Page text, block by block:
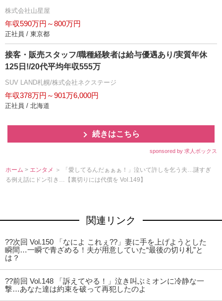
株式会社山星屋
年収590万円～800万円
正社員 / 東京都
接客・販売スタッフ/職種経験者は給与優遇あり/実質年休
125日!/20代平均年収555万
SUV LAND札幌/株式会社ネクステージ
年収378万円～901万6,000円
正社員 / 北海道
続きはこちら
sponsored by 求人ボックス
ホーム > エンタメ ＞ 「愛してるんだぁぁぁ！」泣いて許しを乞う夫…謎すぎ
る例え話にドン引き…【裏切りには代償を Vol.149】
関連リンク
??次回 Vol.150 「なによ これぇ??」妻に手を上げようとした
瞬間…一瞬で青ざめる！夫が用意していた“最後の切り札”と
は？
??前回 Vol.148 「訴えてやる！」泣き叫ぶミオンに冷静な一
撃…あなた達は約束を破って再犯したのよ